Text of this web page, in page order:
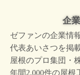
企
ゼファンの企業情
代表あいさつを掲
屋根のプロ集団・
年間2,000件の屋根